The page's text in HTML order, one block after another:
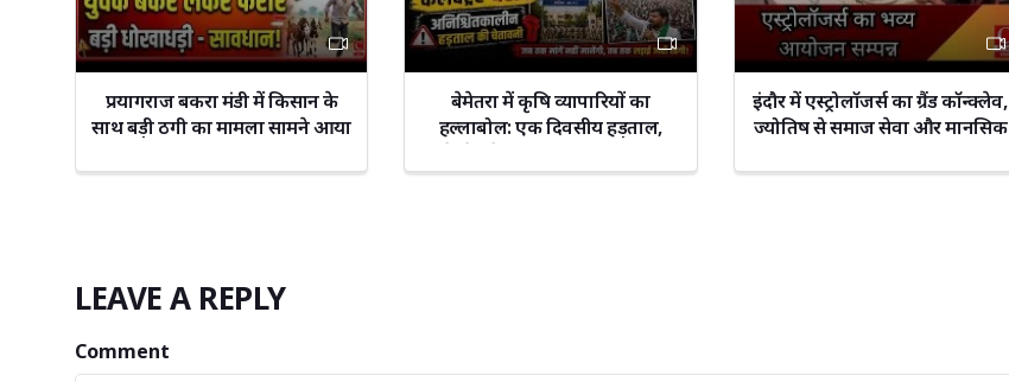
प्रयागराज बकरा मंडी में किसान के
साथ बड़ी ठगी का मामला सामने आया
बेमेतरा में कृषि व्यापारियों का
हल्लाबोल: एक दिवसीय हड़ताल,
इंदौर में एस्ट्रोलॉजर्स का ग्रैंड कॉन्क्लेव,
ज्योतिष से समाज सेवा और मानसिक
LEAVE A REPLY
Comment